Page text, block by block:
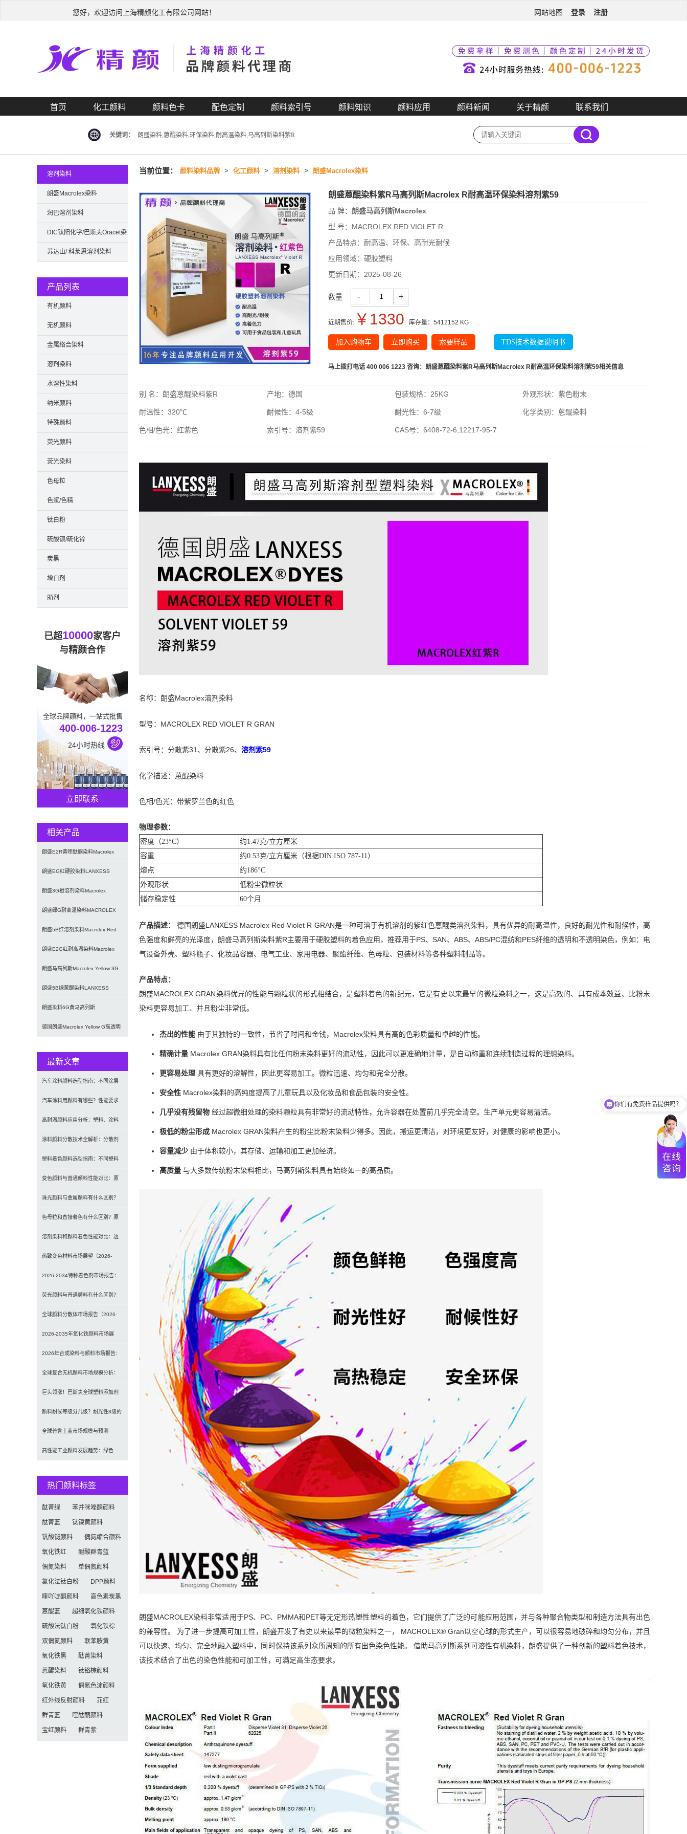
您好，欢迎访问上海精颜化工有限公司网站！ 网站地图 登录 注册
首页 化工颜料 颜料色卡 配色定制 颜料索引号 颜料知识 颜料应用 颜料新闻 关于精颜 联系我们
关键词： 朗盛染料,蒽醌染料,环保染料,耐高温染料,马高列斯染料紫R
当前位置： 颜料染料品牌 > 化工颜料 > 溶剂染料 > 朗盛Macrolex染料
朗盛蒽醌染料紫R马高列斯Macrolex R耐高温环保染料溶剂紫59
品 牌： 朗盛马高列斯Macrolex
型 号： MACROLEX RED VIOLET R
产品特点： 耐高温、环保、高耐光耐候
应用领域： 硬胶塑料
更新日期： 2025-08-26
数量 - +
近期售价: ￥ 1330 库存量： 5412152 KG
加入购物车 立即购买 索要样品 TDS技术数据说明书
马上拨打电话 400 006 1223 咨询： 朗盛蒽醌染料紫R马高列斯Macrolex R耐高温环保染料溶剂紫59相关信息
别 名： 朗盛蒽醌染料紫R 产地： 德国 包装规格： 25KG 外观形状： 紫色粉末
耐温性： 320℃ 耐候性： 4-5级 耐光性： 6-7级 化学类别： 蒽醌染料
色相/色光： 红紫色 索引号： 溶剂紫59 CAS号： 6408-72-6;12217-95-7
名称：朗盛Macrolex溶剂染料
型号：MACROLEX RED VIOLET R GRAN
索引号：分散紫31、分散紫26、 溶剂紫59
化学描述：蒽醌染料
色相/色光：带紫罗兰色的红色
物理参数：
密度（23°C）
约1.47克/立方厘米
容重
约0.53克/立方厘米（根据DIN ISO 787-11）
熔点
约186°C
外观形状
低粉尘微粒状
储存稳定性
60个月
产品描述：
德国朗盛LANXESS Macrolex Red Violet R GRAN是一种可溶于有机溶剂的紫红色蒽醌类溶剂染料，具有优异的耐高温性，良好的耐光性和耐候性，高
色强度和鲜亮的光泽度，朗盛马高列斯染料紫R主要用于硬胶塑料的着色应用，推荐用于PS、SAN、ABS、ABS/PC混纺和PES纤维的透明和不透明染色，例如：电
气设备外壳、塑料瓶子、化妆品容器、电气工业、家用电器、聚酯纤维、色母粒、包装材料等各种塑料制品等。
产品特点：
朗盛MACROLEX GRAN染料优异的性能与颗粒状的形式相结合，是塑料着色的新纪元，它是有史以来最早的微粒染料之一，这是高效的、具有成本效益、比粉末
染料更容易加工、并且粉尘非常低。
杰出的性能 由于其独特的一致性，节省了时间和金钱，Macrolex染料具有高的色彩质量和卓越的性能。
精确计量 Macrolex GRAN染料具有比任何粉末染料更好的流动性，因此可以更准确地计量，是自动称重和连续制造过程的理想染料。
更容易处理 具有更好的溶解性，因此更容易加工。微粒迅速、均匀和完全分散。
安全性 Macrolex染料的高纯度提高了儿童玩具以及化妆品和食品包装的安全性。
几乎没有残留物 经过超微细处理的染料颗粒具有非常好的流动特性，允许容器在处置前几乎完全清空。生产单元更容易清洁。
极低的粉尘形成 Macrolex GRAN染料产生的粉尘比粉末染料少得多。因此，搬运更清洁，对环境更友好，对健康的影响也更小。
容量减少 由于体积较小，其存储、运输和加工更加经济。
高质量 与大多数传统粉末染料相比，马高列斯染料具有始终如一的高品质。
朗盛MACROLEX染料非常适用于PS、PC、PMMA和PET等无定形热塑性塑料的着色，它们提供了广泛的可能应用范围，并与各种聚合物类型和制造方法具有出色
的兼容性。 为了进一步提高可加工性，朗盛开发了有史以来最早的微粒染料之一， MACROLEX® Gran以空心球的形式生产，可以很容易地破碎和均匀分布，并且
可以快速、均匀、完全地融入塑料中，同时保持该系列众所周知的所有出色染色性能。 借助马高列斯系列可溶性有机染料，朗盛提供了一种创新的塑料着色技术，
该技术结合了出色的染色性能和可加工性，可满足高生态要求。
溶剂染料
朗盛Macrolex染料
润巴溶剂染料
DIC钛阳化学/巴斯夫Oracet染
料
苏达山/ 科莱恩溶剂染料
产品列表
有机颜料
无机颜料
金属络合染料
溶剂染料
水溶性染料
纳米颜料
特殊颜料
荧光颜料
荧光染料
色母粒
色浆/色精
钛白粉
硫酸钡/硫化锌
炭黑
增白剂
助剂
已超10000家客户
与精颜合作
全球品牌颜料，一站式批售
400-006-1223
24小时热线
立即联系
相关产品
朗盛E2R黄喹酞酮染料Macrolex
Yellow E2R
朗盛EG红硬胶染料LANXESS
Macrolex Red
朗盛3G橙溶剂染料Macrolex
Orange 3G高透明
朗盛绿G耐高温染料MACROLEX
GREEN G蒽醌染料溶
朗盛5B红溶剂染料Macrolex Red
5B耐高温蒽醌染
朗盛E2G红耐高温染料Macrolex
Red E2G硬胶塑
朗盛马高列斯Macrolex Yellow 3G
耐高温硬胶染
朗盛5B绿蒽醌染料LANXESS
Macrolex 5B耐高
朗盛染料6G黄马高列斯
MACROLEX Yellow 6G次
德国朗盛Macrolex Yellow G高透明
最新文章
汽车涂料颜料选型指南：不同涂层
应用要求、OEM与修补漆用颜料
汽车涂料用颜料有哪些？性能要求
及常用颜料类型介绍
高耐温颜料应用分析：塑料、涂料
及工程材料的选型原则与行业实践
涂料颜料分散技术全解析：分散剂
选型、研磨工艺及常见问题解决
塑料着色颜料选型指南：不同塑料
材料如何选择合适颜料？
变色颜料与普通颜料性能对比：原
理、特点及应用差异解析
珠光颜料与金属颜料有什么区别？
原理、效果与应用对比
色母粒和直接着色有什么区别？原
理、性能与应用全面对比
溶剂染料和颜料着色性能对比：透
明性、耐候性与应用选择全解析
热致变色材料市场展望（2026-
2034）：2034年将达3
2026-2034特种着色剂市场报告：
规模、份额、趋势及预测
荧光颜料与普通颜料有什么区别？
发光原理、性能对比及应用解析
全球颜料分散体市场报告（2026-
2033）：无机颜料主导，
2026-2035年氧化铁颜料市场展
望：全球规模将达41亿美
2026年合成染料与颜料市场报告：
规模、趋势及2030年增长
全球复合无机颜料市场规模分析：
2035年达5.39亿美元，建
巨头领涨！巴斯夫全球塑料添加剂
涨价20% 原材料成本推高行业
颜料耐候等级分几级？耐光性8级的
定义及耐候性测试标准解析
全球普鲁士蓝市场规模与预测
（2026-2034）：按类型、形
高性能工业颜料发展趋势：绿色
热门颜料标签
酞菁绿 苯并咪唑酮颜料
酞菁蓝 钛镍黄颜料
钒酸铋颜料 偶氮缩合颜料
氧化铁红 耐酸群青蓝
偶氮染料 单偶氮颜料
氯化法钛白粉 DPP颜料
喹吖啶酮颜料 高色素炭黑
蒽醌蓝 超细氧化铁颜料
硫酸法钛白粉 氧化铁棕
双偶氮颜料 联苯胺黄
氧化铁黑 酞菁染料
蒽醌染料 钛铬棕颜料
氧化铁黄 偶氮色淀颜料
红外线反射颜料 苝红
群青蓝 喹酞酮颜料
宝红颜料 群青紫
你们可以提供配色服务吗？